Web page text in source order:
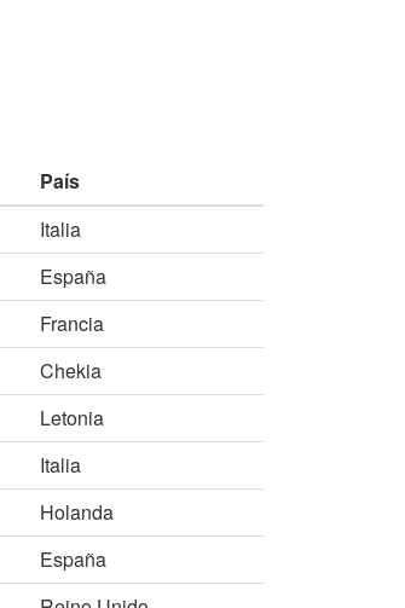
País
Italia
España
Francia
Chekia
Letonia
Italia
Holanda
España